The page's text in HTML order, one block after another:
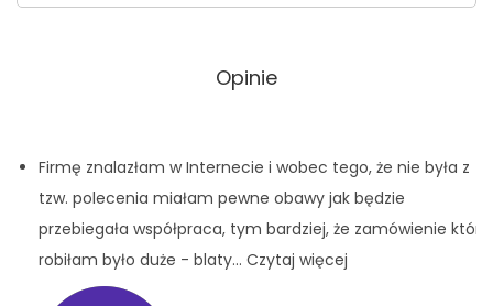
Opinie
Firmę znalazłam w Internecie i wobec tego, że nie była z
tzw. polecenia miałam pewne obawy jak będzie
przebiegała współpraca, tym bardziej, że zamówienie które
robiłam było duże - blaty... Czytaj więcej